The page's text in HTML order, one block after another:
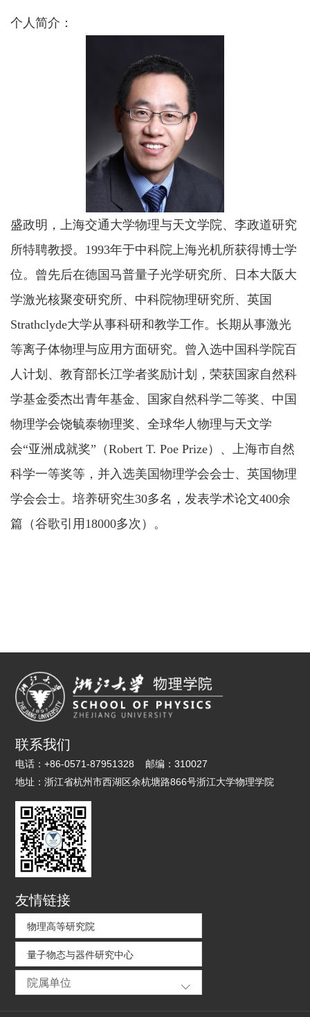
个人简介：
盛政明， 上海交通大学物理与天文学院、李政道研究
所特聘教授。1993年于中科院上海光机所获得博士学
位。曾先后在德国马普量子光学研究所、日本大阪大
学激光核聚变研究所、中科院物理研究所、英国
Strathclyde大学从事科研和教学工作。长期从事激光
等离子体物理与应用方面研究。曾入选中国科学院百
人计划、教育部长江学者奖励计划，荣获国家自然科
学基金委杰出青年基金、国家自然科学二等奖、中国
物理学会饶毓泰物理奖、全球华人物理与天文学
会“亚洲成就奖”（Robert T. Poe Prize）、上海市自然
科学一等奖等，并入选美国物理学会会士、英国物理
学会会士。培养研究生30多名，发表学术论文400余
篇（谷歌引用18000多次）。
联系我们
电话：+86-0571-87951328 邮编：310027
地址：浙江省杭州市西湖区余杭塘路866号浙江大学物理学院
友情链接
物理高等研究院
量子物态与器件研究中心
院属单位